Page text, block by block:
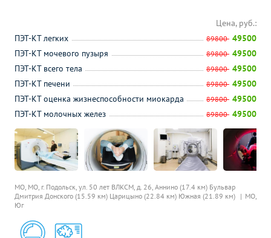
МО, МО, г. Подольск, ул. 50 лет ВЛКСМ, д. 26, Аннино (17.4 км) Бульвар
Дмитрия Донского (15.59 км) Царицыно (22.84 км) Южная (21.89 км)
МО,
Юг
Цена, руб.:
ПЭТ-КТ легких
89800 49500
ПЭТ-КТ мочевого пузыря
89800 49500
ПЭТ-КТ всего тела
89800 49500
ПЭТ-КТ печени
89800 49500
ПЭТ-КТ оценка жизнеспособности миокарда
89800 49500
ПЭТ-КТ молочных желез
89800 49500